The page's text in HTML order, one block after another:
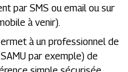
par SMS ou email ou sur
à venir).
à un professionnel de
par exemple) de